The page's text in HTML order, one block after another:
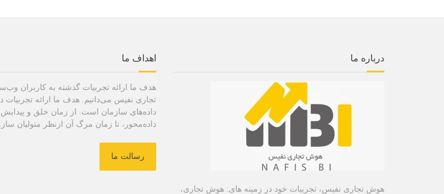
درباره ما
هوش تجاری نفیس، تجربیات خود در زمینه های: هوش تجاری،
اهداف ما
هدف ما ارائه تجربیات گذشته به کاربران
تجاری نفیس می‌دانیم. هدف ما ارائه تجربیات
داده‌های سازمان است. از زمان خلق و پیدایش
داده‌محور، تا زمان مرگ آن ازنظر متولیان
رسالت ما